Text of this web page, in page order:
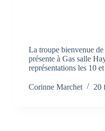
La troupe bienvenue
présente à Gas salle
représentations les 10
Corinne Marchet 20